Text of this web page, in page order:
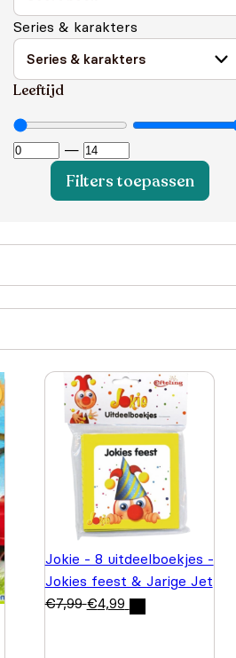
Series & karakters
Leeftijd
—
Filters toepassen
Jokie - 8 uitdeelboekjes -
Jokies feest & Jarige Jet
€7,99 €4,99